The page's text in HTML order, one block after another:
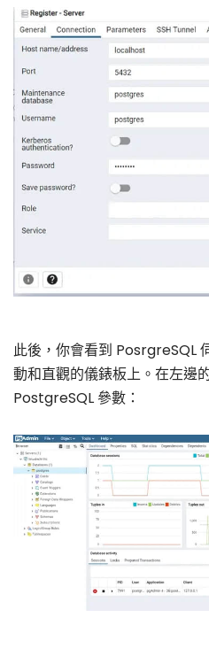
此後，你會看到 PosrgreSQL
動和直觀的儀錶板上。在左邊
PostgreSQL 參數：